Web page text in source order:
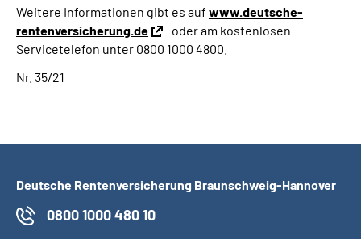
Weitere Informationen gibt es auf www.deutsche-
rentenversicherung.de
oder am kostenlosen
Servicetelefon unter 0800 1000 4800.
Nr. 35/21
Deutsche Rentenversicherung Braunschweig-Hannover
0800 1000 480 10